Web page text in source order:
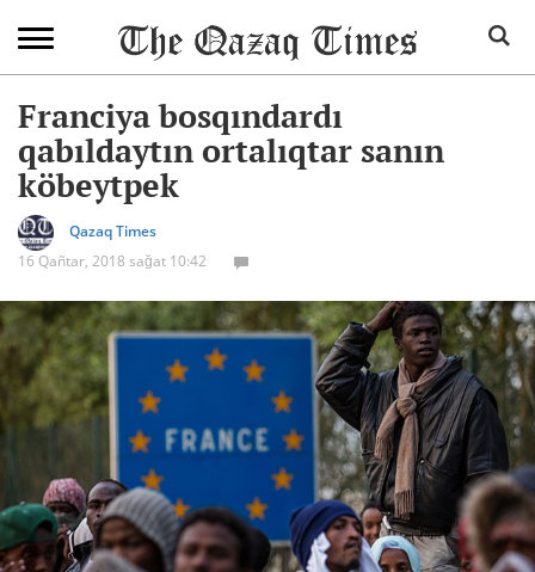
Franciya bosqındardı
qabıldaytın ortalıqtar sanın
köbeytpek
Qazaq Times
16 Qañtar, 2018 sağat 10:42